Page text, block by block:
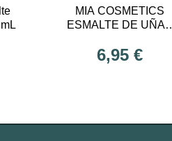
MIA COSMETICS
ESMALTE DE UÑAS
6,95 €